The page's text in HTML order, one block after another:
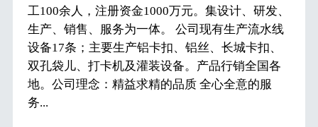
工100余人，注册资金1000万元。集设计、研发、
生产、销售、服务为一体。 公司现有生产流水线
设备17条；主要生产铝卡扣、铝丝、长城卡扣、
双孔袋儿、打卡机及灌装设备。产品行销全国各
地。公司理念：精益求精的品质 全心全意的服
务...